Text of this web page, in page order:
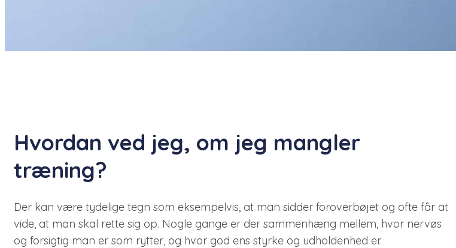
Hvordan ved jeg, om jeg mangler
træning?​
Der kan være tydelige tegn som eksempelvis, at man sidder foroverbøjet og ofte får at
vide, at man skal rette sig op. Nogle gange er der sammenhæng mellem, hvor nervøs
og forsigtig man er som rytter, og hvor god ens styrke og udholdenhed er.